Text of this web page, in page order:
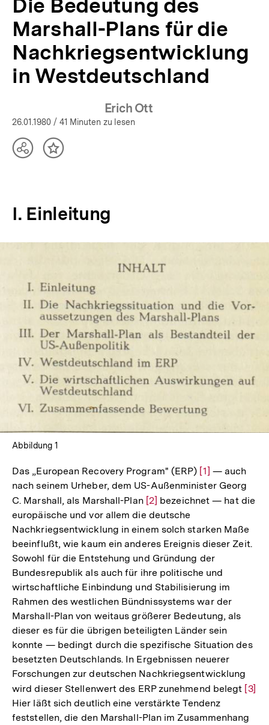
Die Bedeutung des
Marshall-Plans für die
Nachkriegsentwicklung
in Westdeutschland
Erich Ott
26.01.1980 / 41 Minuten zu lesen
TeilenInhalt
I. Einleitung
In
öffnen
Abbildung 1
Das „European Recovery Program" (ERP) Zur
Auflösung
der
[1] — auch
nach seinem Urheber, dem US-Außenminister Georg
C. Marshall, als Marshall-Plan Zur
Auflösung
der
Fußnote
[2] bezeichnet — hat die
europäische und vor allem die deutsche
Nachkriegsentwicklung in einem solch starken Maße
beeinflußt, wie kaum ein anderes Ereignis dieser Zeit.
Sowohl für die Entstehung und Gründung der
Bundesrepublik als auch für ihre politische und
wirtschaftliche Einbindung und Stabilisierung im
Rahmen des westlichen Bündnissystems war der
Marshall-Plan von weitaus größerer Bedeutung, als
dieser es für die übrigen beteiligten Länder sein
konnte — bedingt durch die spezifische Situation des
besetzten Deutschlands. In Ergebnissen neuerer
Forschungen zur deutschen Nachkriegsentwicklung
wird dieser Stellenwert des ERP zunehmend belegt Zur
der
[3]
Hier läßt sich deutlich eine verstärkte Tendenz
feststellen, die den Marshall-Plan im Zusammenhang